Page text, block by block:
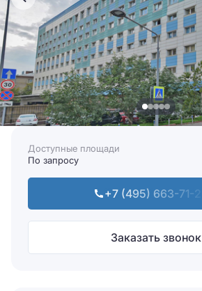
Доступные площади
По запросу
+7 (495) 663-71-25
Заказать звонок